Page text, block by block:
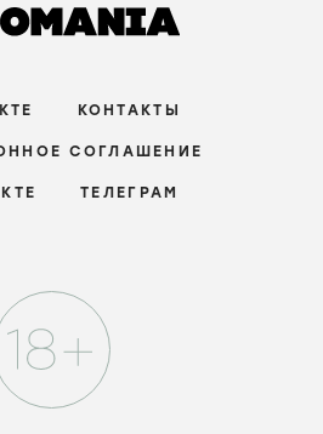
КОНТАКТЫ
СОГЛАШЕНИЕ
ТЕЛЕГРАМ